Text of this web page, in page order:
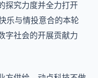
探究力度并全力打开
乐与情投意合的本轮
字社会的开展贡献力